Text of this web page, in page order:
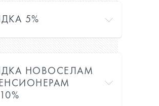
5%
НОВОСЕЛАМ